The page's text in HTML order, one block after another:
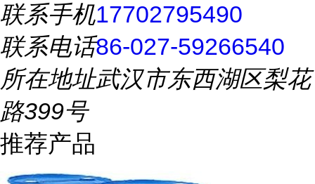
联系手机17702795490
联系电话86-027-59266540
所在地址武汉市东西湖区梨花
路399号
推荐产品